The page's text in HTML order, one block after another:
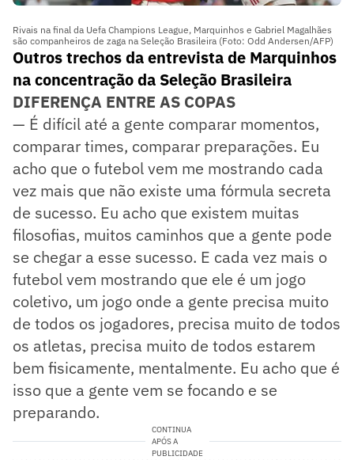
Rivais na final da Uefa Champions League, Marquinhos e Gabriel Magalhães
são companheiros de zaga na Seleção Brasileira (Foto: Odd Andersen/AFP)
Outros trechos da entrevista de Marquinhos
na concentração da Seleção Brasileira
DIFERENÇA ENTRE AS COPAS
— É difícil até a gente comparar momentos,
comparar times, comparar preparações. Eu
acho que o futebol vem me mostrando cada
vez mais que não existe uma fórmula secreta
de sucesso. Eu acho que existem muitas
filosofias, muitos caminhos que a gente pode
se chegar a esse sucesso. E cada vez mais o
futebol vem mostrando que ele é um jogo
coletivo, um jogo onde a gente precisa muito
de todos os jogadores, precisa muito de todos
os atletas, precisa muito de todos estarem
bem fisicamente, mentalmente. Eu acho que é
isso que a gente vem se focando e se
preparando.
CONTINUA
APÓS A
PUBLICIDADE